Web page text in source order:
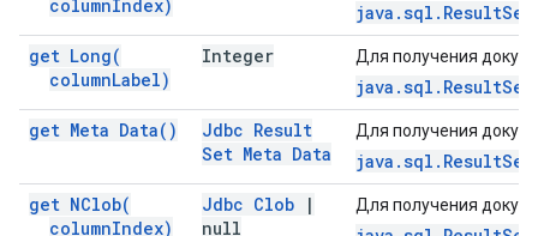
columnIndex)
get Long(
columnLabel)
Integer Для получения
get Meta Data( )
Jdbc Result
Set Meta Data
Для получения
get NClob(
columnIndex)
Jdbc Clob
|
null
Для получения